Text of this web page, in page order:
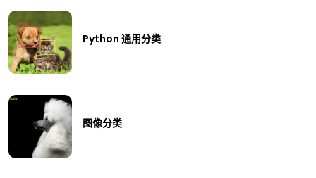
Python 通用分类
图像分类